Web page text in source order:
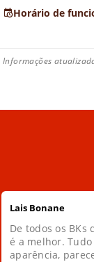
Horário de
Informações
Lais Bonane
De todos os
é a melhor.
aparência,